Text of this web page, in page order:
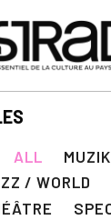
ALL
/ WORLD